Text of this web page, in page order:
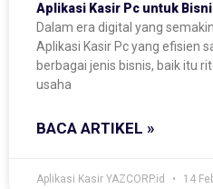
Aplikasi Kasir Pc untuk
Dalam era digital yang
Aplikasi Kasir Pc yang efisien
berbagai jenis bisnis, baik itu
usaha
BACA ARTIKEL »
Aplikasi Kasir YAZCORP.id 14